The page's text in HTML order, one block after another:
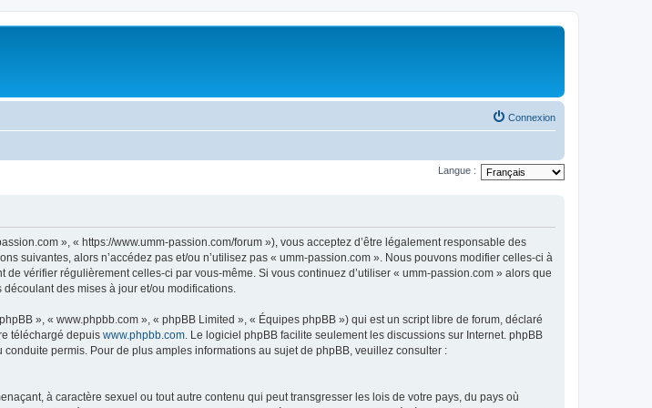
Connexion
Langue :
», « https://www.umm-passion.com/forum »), vous acceptez d’être légalement responsable des
suivantes, alors n’accédez pas et/ou n’utilisez pas « umm-passion.com ». Nous pouvons modifier celles-ci à
vérifier régulièrement celles-ci par vous-même. Si vous continuez d’utiliser « umm-passion.com » alors que
des mises à jour et/ou modifications.
», « www.phpbb.com », « phpBB Limited », « Équipes phpBB ») qui est un script libre de forum, déclaré
téléchargé depuis www.phpbb.com. Le logiciel phpBB facilite seulement les discussions sur Internet. phpBB
permis. Pour de plus amples informations au sujet de phpBB, veuillez consulter :
à caractère sexuel ou tout autre contenu qui peut transgresser les lois de votre pays, du pays où